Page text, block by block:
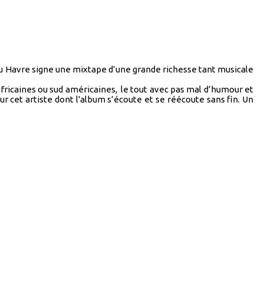
Havre signe une mixtape d’une grande richesse tant musicale
ou sud américaines, le tout avec pas mal d’humour et
cet artiste dont l'album s’écoute et se réécoute sans fin. Un